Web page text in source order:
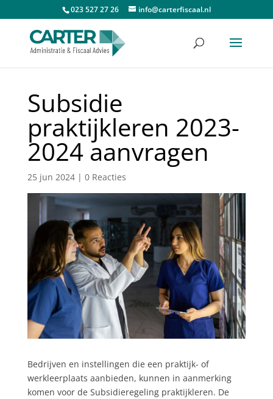
023 527 27 26 info@carterfiscaal.nl
Subsidie
praktijkleren 2023-
2024 aanvragen
25 jun 2024| 0 Reacties
Bedrijven en instellingen die een praktijk- of
werkleerplaats aanbieden, kunnen in aanmerking
komen voor de Subsidieregeling praktijkleren. De